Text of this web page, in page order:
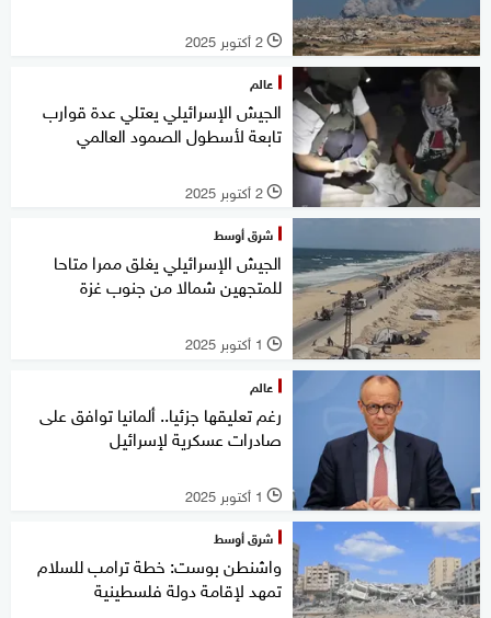
l 2 أكتوبر 2025
عالم
الجيش الإسرائيلي يعتلي عدة قوارب
تابعة لأسطول الصمود العالمي
l 2 أكتوبر 2025
شرق أوسط
الجيش الإسرائيلي يغلق ممرا متاحا
للمتجهين شمالا من جنوب غزة
l 1 أكتوبر 2025
عالم
رغم تعليقها جزئيا.. ألمانيا توافق على
صادرات عسكرية لإسرائيل
l 1 أكتوبر 2025
شرق أوسط
واشنطن بوست: خطة ترامب للسلام
تمهد لإقامة دولة فلسطينية